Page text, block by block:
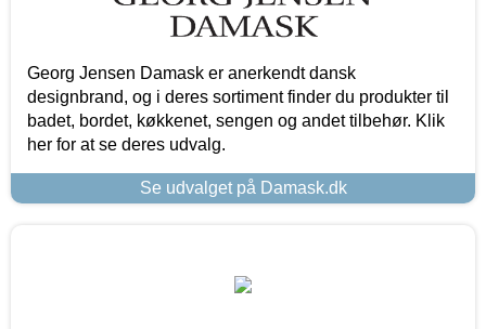
Georg Jensen Damask er anerkendt dansk
designbrand, og i deres sortiment finder du produkter til
badet, bordet, køkkenet, sengen og andet tilbehør. Klik
her for at se deres udvalg.
Se udvalget på Damask.dk